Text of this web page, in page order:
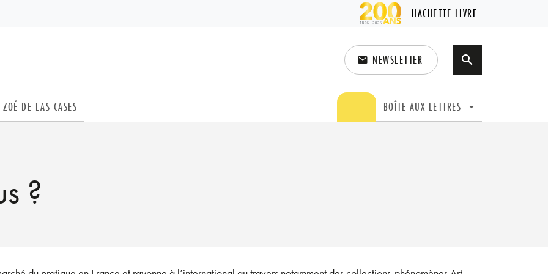
HACHETTE LIVRE
email NEWSLETTER search
ZOÉ DE LAS CASES BOÎTE AUX LETTRES arrow_drop_down
?